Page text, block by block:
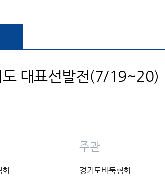
대표선발전(7/19~20)
주관
경기도바둑협회